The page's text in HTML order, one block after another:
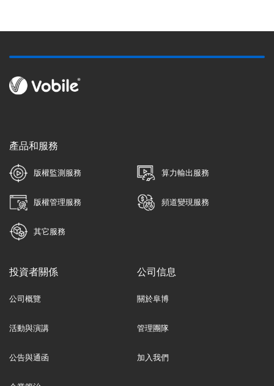
產品和服務
版權監測服務 算力輸出服務
版權管理服務 頻道變現服務
其它服務
投資者關係
公司概覽
活動與演講
公告與通函
公司信息
關於阜博
管理團隊
加入我們